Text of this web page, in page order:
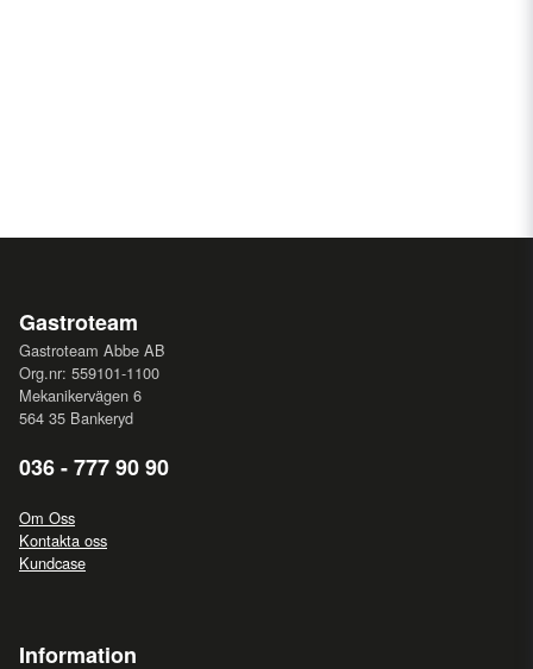
Gastroteam
Gastroteam Abbe AB
Org.nr: 559101-1100
Mekanikervägen 6
564 35 Bankeryd
036 - 777 90 90
Om Oss
Kontakta oss
Kundcase
Information